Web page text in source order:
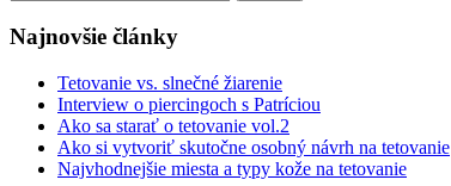
Najnovšie články
Tetovanie vs. slnečné žiarenie
Interview o piercingoch s Patríciou
Ako sa starať o tetovanie vol.2
Ako si vytvoriť skutočne osobný návrh na tetovanie
Najvhodnejšie miesta a typy kože na tetovanie